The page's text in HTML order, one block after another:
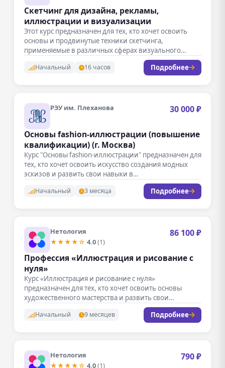
Скетчинг для дизайна, рекламы,
иллюстрации и визуализации
Этот курс предназначен для тех, кто хочет освоить
основы и продвинутые техники скетчинга,
применяемые в различных сферах визуального…
Начальный 16 часов Подробнее
РЭУ им. Плеханова 30 000 ₽
Основы fashion-иллюстрации (повышение
квалификации) (г. Москва)
Курс "Основы fashion-иллюстрации" предназначен для
тех, кто хочет освоить искусство создания модных
эскизов и развить свои навыки в…
Начальный 3 месяца Подробнее
Нетология
★★★★☆ 4.0(1)
86 100 ₽
Профессия «Иллюстрация и рисование с
нуля»
Курс «Иллюстрация и рисование с нуля»
предназначен для тех, кто хочет освоить основы
художественного мастерства и развить свои…
Начальный 9 месяцев Подробнее
Нетология
★★★★☆ 4.0(1)
790 ₽